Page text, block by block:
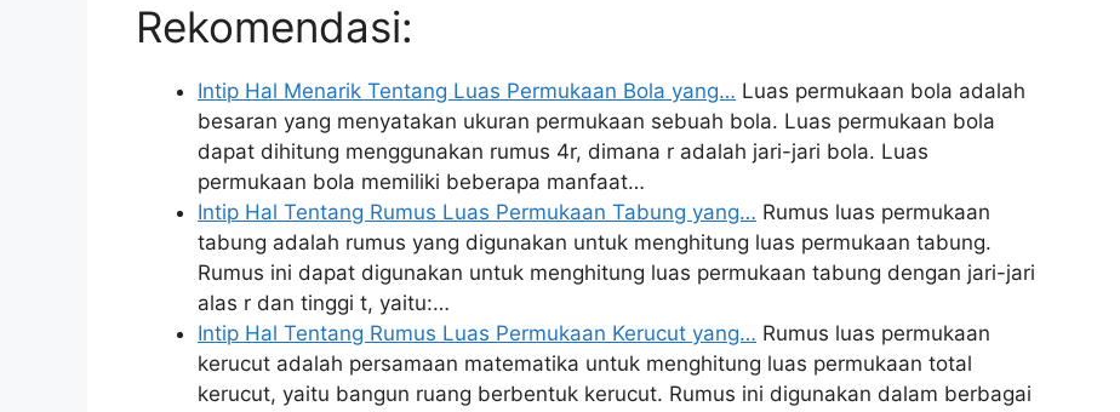
Rekomendasi:
Intip Hal Menarik Tentang Luas Permukaan Bola yang… Luas permukaan bola adalah
besaran yang menyatakan ukuran permukaan sebuah bola. Luas permukaan bola
dapat dihitung menggunakan rumus 4r, dimana r adalah jari-jari bola. Luas
permukaan bola memiliki beberapa manfaat…
Intip Hal Tentang Rumus Luas Permukaan Tabung yang… Rumus luas permukaan
tabung adalah rumus yang digunakan untuk menghitung luas permukaan tabung.
Rumus ini dapat digunakan untuk menghitung luas permukaan tabung dengan jari-jari
alas r dan tinggi t, yaitu:…
Intip Hal Tentang Rumus Luas Permukaan Kerucut yang… Rumus luas permukaan
kerucut adalah persamaan matematika untuk menghitung luas permukaan total
kerucut, yaitu bangun ruang berbentuk kerucut. Rumus ini digunakan dalam berbagai